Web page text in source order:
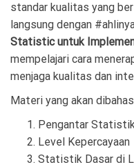
standar kualitas yang
langsung dengan
Statistic untuk
mempelajari cara
menjaga kualitas dan
Materi yang akan
Pengantar
Level Kepercayaan
Statistik Dasar di